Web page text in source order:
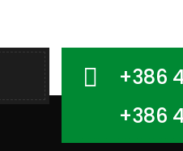
+386
+386